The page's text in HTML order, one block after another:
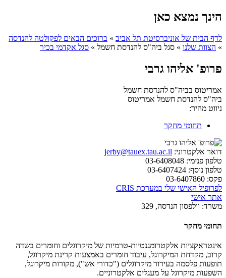
הינך נמצא כאן
לדף הבית של אוניברסיטת תל אביב » ברוכים הבאים לפקולטה להנדסה
» הצוות שלנו » סגל ביה"ס להנדסת חשמל » סגל אקדמי בכיר
פרופ' אליהו גרבי
אמריטוס בביה"ס להנדסת חשמל
ביה"ס להנדסת חשמל אמריטוס
ניווט מהיר:
תחומי מחקר
דואר אלקטרוני: jerby@tauex.tau.ac.il
טלפון פנימי:
טלפון נוסף:
פקס:
לפרופיל האישי שלי במערכת CRIS
אתר אישי
משרד: וולפסון הנדסה, 329
תחומי מחקר
אינטראקציות אלקטרומגנטיות-טרמיות של מיקרוגלים וחומרים בשדה
קרוב, מקדחת המיקרוגל, עיבוד חומרים באמצעות קרינת מיקרוגל,
תופעות פלסמה בעירור מיקרוגלים ("כדורי אש"), מקורות מיקרוגל,
השפעות מיקרוגל על מעגלים אלקטרוניים.